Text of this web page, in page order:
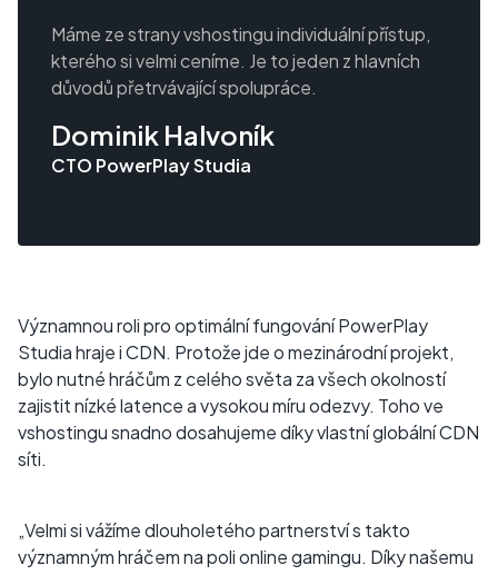
Máme ze strany vshostingu individuální přístup,
kterého si velmi ceníme. Je to jeden z hlavních
důvodů přetrvávající spolupráce.
Dominik Halvoník
CTO PowerPlay Studia
Významnou roli pro optimální fungování PowerPlay
Studia hraje i CDN. Protože jde o mezinárodní projekt,
bylo nutné hráčům z celého světa za všech okolností
zajistit nízké latence a vysokou míru odezvy. Toho ve
vshostingu snadno dosahujeme díky vlastní globální CDN
síti.
„Velmi si vážíme dlouholetého partnerství s takto
významným hráčem na poli online gamingu. Díky našemu